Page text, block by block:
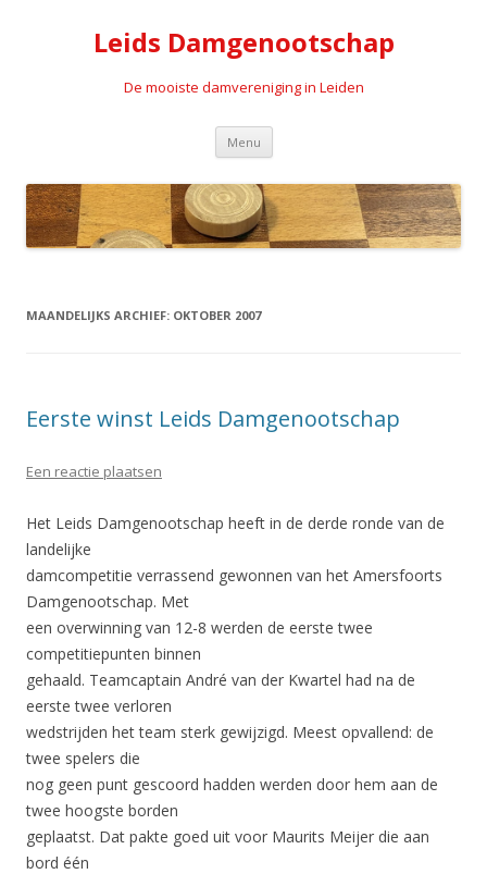
Leids Damgenootschap
De mooiste damvereniging in Leiden
Menu Spring naar de inhoud
MAANDELIJKS ARCHIEF: OKTOBER 2007
Eerste winst Leids Damgenootschap
Een reactie plaatsen
Het Leids Damgenootschap heeft in de derde ronde van de
landelijke
damcompetitie verrassend gewonnen van het Amersfoorts
Damgenootschap. Met
een overwinning van 12-8 werden de eerste twee
competitiepunten binnen
gehaald. Teamcaptain André van der Kwartel had na de
eerste twee verloren
wedstrijden het team sterk gewijzigd. Meest opvallend: de
twee spelers die
nog geen punt gescoord hadden werden door hem aan de
twee hoogste borden
geplaatst. Dat pakte goed uit voor Maurits Meijer die aan
bord één